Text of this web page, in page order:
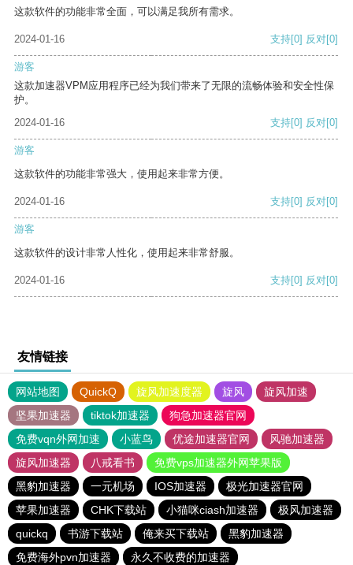
这款软件的功能非常全面，可以满足我所有需求。
2024-01-16 支持[0] 反对[0]
游客
这款加速器VPM应用程序已经为我们带来了无限的流畅体验和安全性保
护。
2024-01-16
支持[0] 反对[0]
游客
这款软件的功能非常强大，使用起来非常方便。
2024-01-16 支持[0] 反对[0]
游客
这款软件的设计非常人性化，使用起来非常舒服。
2024-01-16 支持[0] 反对[0]
友情链接
网站地图 QuickQ 旋风加速度器 旋风
旋风加速
坚果加速器
tiktok加速器
狗急加速器官网
免费vqn外网加速
小蓝鸟 优途加速器官网
风驰加速器
旋风加速器
八戒看书
免费vps加速器外网苹果版
黑豹加速器
一元机场 IOS加速器
极光加速器官网
苹果加速器
CHK下载站 小猫咪ciash加速器
极风加速器
quickq
书游下载站 俺来买下载站
黑豹加速器
免费海外pvn加速器
永久不收费的加速器